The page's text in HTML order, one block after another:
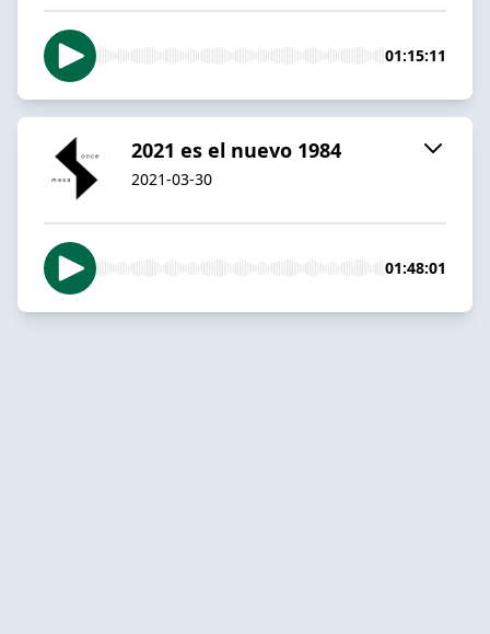
01:15:11
2021 es el nuevo 1984
2021-03-30
01:48:01